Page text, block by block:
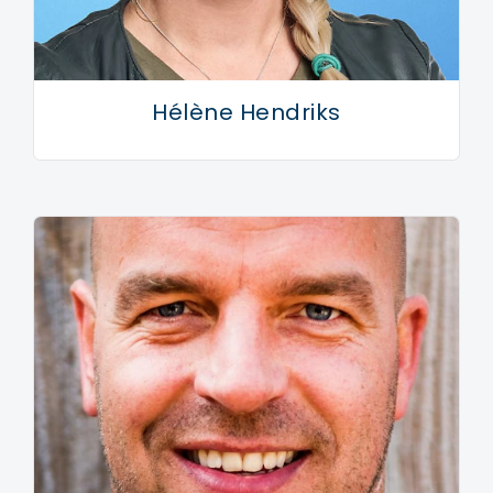
meenemen. Als ik onder de grond lig, wil ik hier een
legacy hebben achtergelaten.’
‘Ondertussen heb ik naast het veld en de straat
redactioneel, nadenken over marketingconcepten. Om
inspireren, hebben we een platform gecreëerd - de
online voetbalcommunity FC Straat - met nieuwe
gezichten,influencersdie stimuleren om zo veel
mogelijk kinderen te laten bewegen. Met mijn
kledinglijn wil ik de maatschappelijke projecten
bekostigen, met de Foundation helpen we kinderen
die geen bal kunnen betalen.’
‘Alle content en producten moeten leiden tot: ‘ik heb
Hélène Hendriks